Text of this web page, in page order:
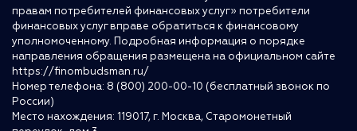
правам потребителей финансовых услуг» потребители
финансовых услуг вправе обратиться к финансовому
уполномоченному. Подробная информация о порядке
направления обращения размещена на официальном сайте
https://finombudsman.ru/
Номер телефона: 8 (800) 200-00-10 (бесплатный звонок по
России)
Место нахождения: 119017, г. Москва, Старомонетный